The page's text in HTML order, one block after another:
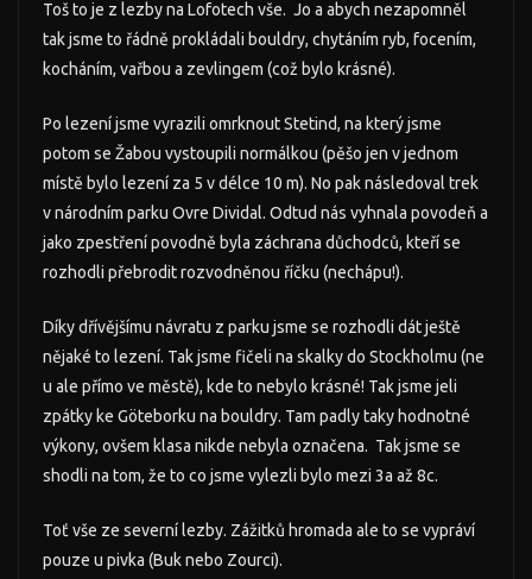
Toš to je z lezby na Lofotech vše. Jo a abych nezapomněl
tak jsme to řádně prokládali bouldry, chytáním ryb, focením,
kocháním, vařbou a zevlingem (což bylo krásné).
Po lezení jsme vyrazili omrknout Stetind, na který jsme
potom se Žabou vystoupili normálkou (pěšo jen v jednom
místě bylo lezení za 5 v délce 10 m). No pak následoval trek
v národním parku Ovre Dividal. Odtud nás vyhnala povodeň a
jako zpestření povodně byla záchrana důchodců, kteří se
rozhodli přebrodit rozvodněnou říčku (nechápu!).
Díky dřívějšímu návratu z parku jsme se rozhodli dát ještě
nějaké to lezení. Tak jsme fičeli na skalky do Stockholmu (ne
u ale přímo ve městě), kde to nebylo krásné! Tak jsme jeli
zpátky ke Göteborku na bouldry. Tam padly taky hodnotné
výkony, ovšem klasa nikde nebyla označena. Tak jsme se
shodli na tom, že to co jsme vylezli bylo mezi 3a až 8c.
Toť vše ze severní lezby. Zážitků hromada ale to se vypráví
pouze u pivka (Buk nebo Zourci).